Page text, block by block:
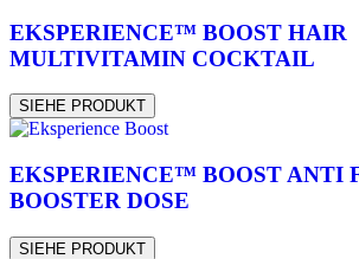
EKSPERIENCE™ BOOST HAIR
MULTIVITAMIN COCKTAIL
SIEHE PRODUKT
EKSPERIENCE™ BOOST ANTI
BOOSTER DOSE
SIEHE PRODUKT